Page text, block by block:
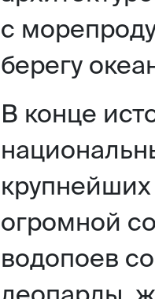
с
берегу
В конце
огромной
водопоев